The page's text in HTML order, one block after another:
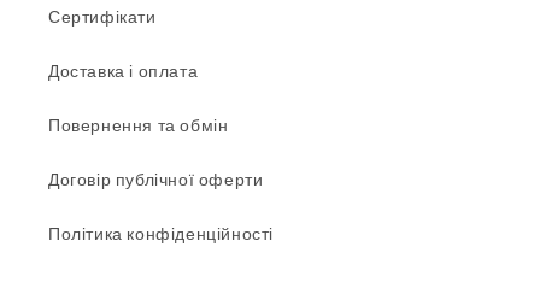
Сертифікати
Доставка і оплата
Повернення та обмін
Договір публічної оферти
Політика конфіденційності